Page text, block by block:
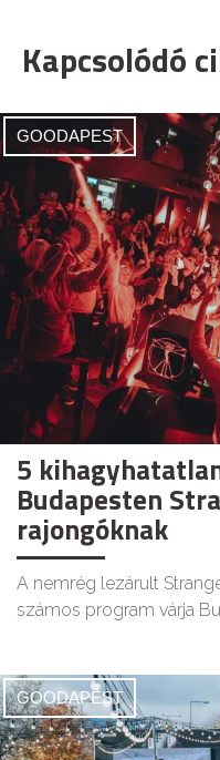
Kapcsolódó
GOODAPEST
5
Budapesten
rajongóknak
A nemrég lezárult
számos program várja
GOODAPEST